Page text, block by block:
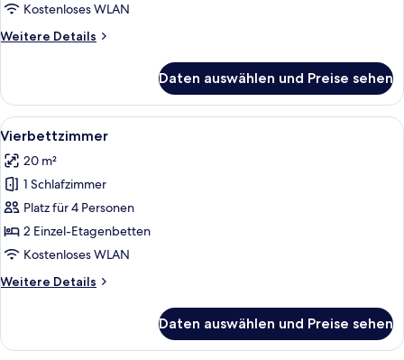
Kostenloses WLAN
Weitere Details
Weitere
Zweibettzimmer
Daten auswählen und Preise sehen
Alle
Fotos
für
Vierbettzimmer
anzeigen
Ein Schlafzimmer mit Etagenbetten,
6
Vierbettzimmer
20 m²
1 Schlafzimmer
Platz für 4 Personen
2 Einzel-Etagenbetten
Kostenloses WLAN
Weitere Details
Weitere
Daten auswählen und Preise sehen